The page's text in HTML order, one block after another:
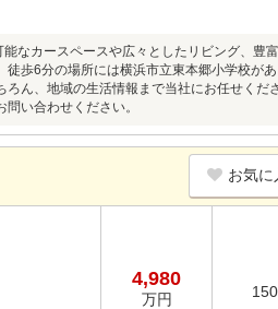
なカースペースや広々としたリビング、豊
歩6分の場所には横浜市立東本郷小学校が
ん、地域の生活情報まで当社にお任せくだ
い合わせください。
お気に
4,980
万円